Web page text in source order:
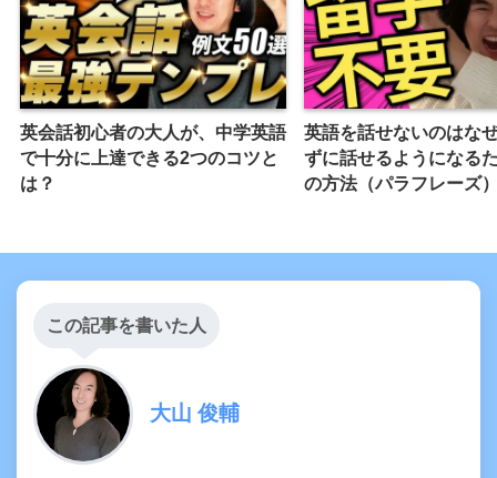
英会話初心者の大人が、中学英語
で十分に上達できる2つのコツと
は？
英語を話せないのはな
ずに話せるようになる
の方法（パラフレーズ
この記事を書いた人
大山 俊輔